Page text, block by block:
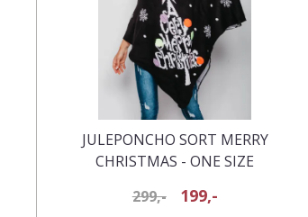
JULEPONCHO SORT MERRY
CHRISTMAS - ONE SIZE
299,-
199,-